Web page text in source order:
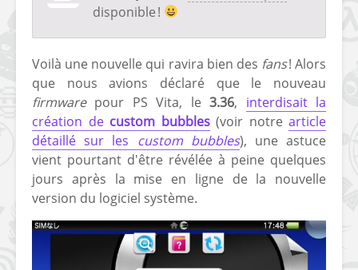
disponible !
Voilà une nouvelle qui ravira bien des fans! Alors
que nous avions déclaré que le nouveau
firmwarepour PS Vita, le3.36, interdisait la
création de custom bubbles(voir notre article
détaillé sur les custom bubbles), une astuce
vient pourtant d'être révélée à peine quelques
jours après la mise en ligne de la nouvelle
version du logiciel système.